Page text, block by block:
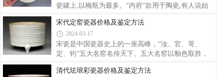
并在长期研究和创作陶瓷人物绘画的艺术实践中，从
绘特点，把握器形、材质、烧成的变化，逐步形成了
清新秀丽、工致典雅之画风。他从艺60年来，创作成
果丰硕，成就卓著，享誉海内外。他的瓷画作
瓷罐上,以梅瓶为最多。“内府”款用于陶瓷,有人说始
史料上都只讲明代永乐、宣德内府在景德镇烧制瓷器,
而永宣以后很少再提。“内府”书写在瓷器上,其含义很
少有人专门考证。人们常认为内府即大内,泛指宫廷而
言;也有人认为内府即内务府,把元明时的内府与清代
府为皇室的仓库,是管理各种钱粮物品的机构,有的文
宋代定窑瓷器价格及鉴定方法
2024-03-17
宋瓷是中国瓷器史上的一座高峰，“汝、官、哥、
定、钧”五大名窑名传天下。五大名窑以釉色取胜，
白釉 弦纹三足奁式炉 在香港苏富比2018秋拍会上成
清代珐琅彩瓷器价格及鉴定方法